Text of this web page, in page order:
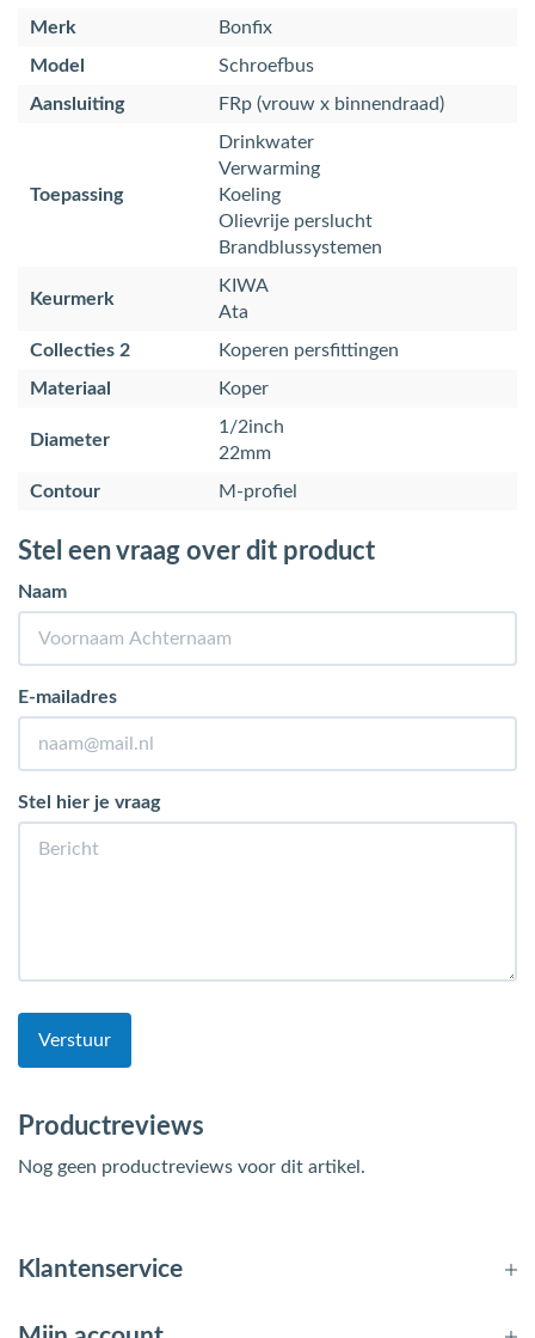
Merk
Bonfix
Model
Schroefbus
Aansluiting
FRp (vrouw x binnendraad)
Toepassing
Drinkwater
Verwarming
Koeling
Olievrije perslucht
Brandblussystemen
Keurmerk
KIWA
Ata
Collecties 2
Koperen persfittingen
Materiaal
Koper
Diameter
1/2inch
22mm
Contour
M-profiel
Stel een vraag over dit product
Naam
E-mailadres
Stel hier je vraag
Verstuur
Productreviews
Nog geen productreviews voor dit artikel.
Klantenservice